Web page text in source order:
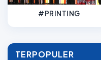
#PRINTING
TERPOPULER